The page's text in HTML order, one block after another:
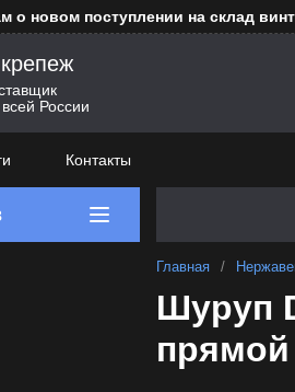
о новом поступлении на склад
России
Контакты
Главная /
Шуруп